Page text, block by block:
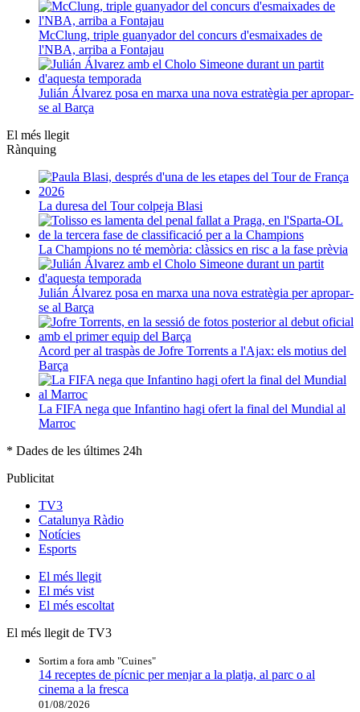
McClung, triple guanyador del concurs d'esmaixades de
l'NBA, arriba a Fontajau
Julián Álvarez posa en marxa una nova estratègia per apropar-
se al Barça
El més llegit
Rànquing
La duresa del Tour colpeja Blasi
La Champions no té memòria: clàssics en risc a la fase prèvia
Julián Álvarez posa en marxa una nova estratègia per apropar-
se al Barça
Acord per al traspàs de Jofre Torrents a l'Ajax: els motius del
Barça
La FIFA nega que Infantino hagi ofert la final del Mundial al
Marroc
* Dades de les últimes 24h
Publicitat
TV3
Catalunya Ràdio
Notícies
Esports
El més llegit
El més vist
El més escoltat
El més llegit de TV3
Sortim a fora amb "Cuines"
14 receptes de pícnic per menjar a la platja, al parc o al
cinema a la fresca
01/08/2026